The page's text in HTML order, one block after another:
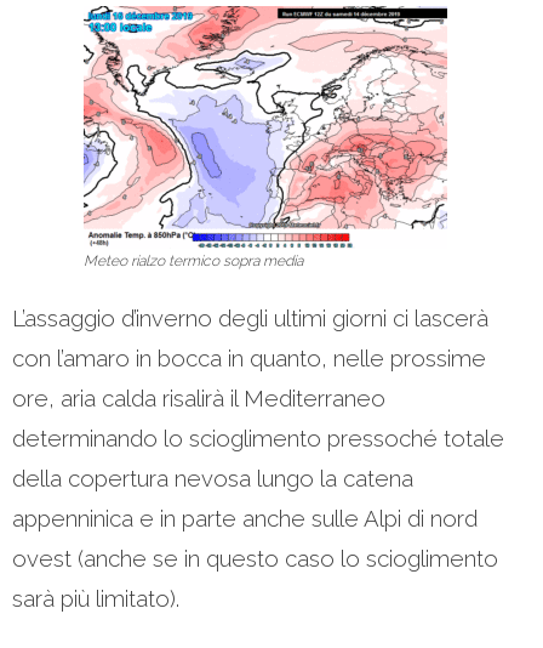
Meteo rialzo termico sopra media
L’assaggio d’inverno degli ultimi giorni ci lascerà
con l’amaro in bocca in quanto, nelle prossime
ore, aria calda risalirà il Mediterraneo
determinando lo scioglimento pressoché totale
della copertura nevosa lungo la catena
appenninica e in parte anche sulle Alpi di nord
ovest (anche se in questo caso lo scioglimento
sarà più limitato).